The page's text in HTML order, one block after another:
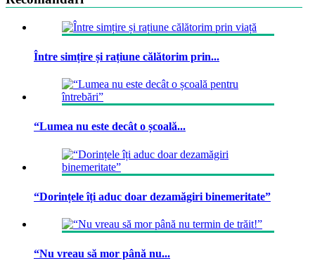
Între simțire și rațiune călătorim prin...
“Lumea nu este decât o școală...
“Dorințele îți aduc doar dezamăgiri binemeritate”
“Nu vreau să mor până nu...